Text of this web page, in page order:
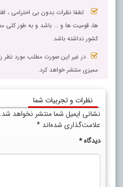
لطفا نظرات بدون بی احترامی ،
ها، قومیت ها و ... باشد و به طور کلی
کشور نداشته باشد.
در غیر این صورت مطلب مورد نظر
ممیزی منتشر خواهد کرد.
نظرات و تجربیات شما
نشانی ایمیل شما منتشر نخواهد شد.
علامت‌گذاری شده‌اند *
دیدگاه*